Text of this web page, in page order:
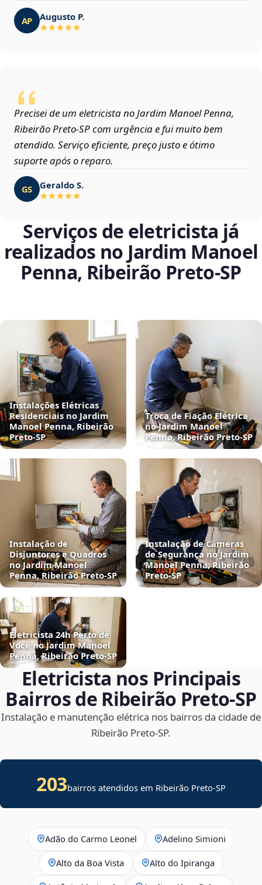
AP Augusto P.
Precisei de um eletricista no Jardim Manoel Penna,
Ribeirão Preto‑SP com urgência e fui muito bem
atendido. Serviço eficiente, preço justo e ótimo
suporte após o reparo.
GS Geraldo S.
Serviços de eletricista já
realizados no Jardim Manoel
Penna, Ribeirão Preto‑SP
Instalações Elétricas
Residenciais no Jardim
Manoel Penna, Ribeirão
Preto‑SP
Troca de Fiação Elétrica
no Jardim Manoel
Penna, Ribeirão Preto‑SP
Instalação de
Disjuntores e Quadros
no Jardim Manoel
Penna, Ribeirão Preto‑SP
Instalação de Câmeras
de Segurança no Jardim
Manoel Penna, Ribeirão
Preto‑SP
Eletricista 24h Perto de
Você no Jardim Manoel
Penna, Ribeirão Preto‑SP
Eletricista nos Principais
Bairros de Ribeirão Preto‑SP
Instalação e manutenção elétrica nos bairros da cidade de
Ribeirão Preto‑SP.
203bairros atendidos em Ribeirão Preto-SP
Adão do Carmo Leonel Adelino Simioni
Alto da Boa Vista Alto do Ipiranga